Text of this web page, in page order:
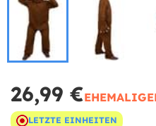
26,99 €
LETZTE EINHEITEN